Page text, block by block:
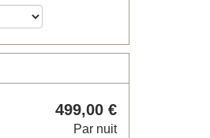
499,00 €
Par nuit